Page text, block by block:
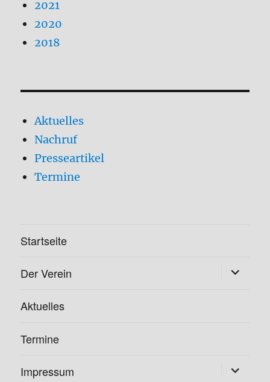
2021
2020
2018
Aktuelles
Nachruf
Presseartikel
Termine
Startseite
Der Verein öffnen
Aktuelles
Termine
Impressum öffnen